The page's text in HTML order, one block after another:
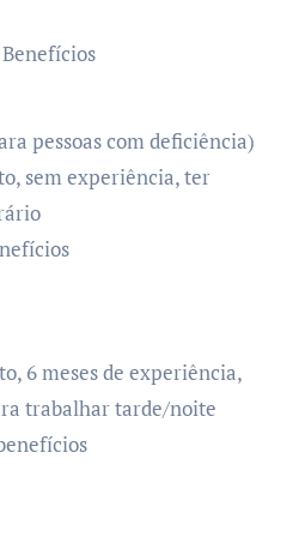
pessoas com deficiência)
sem experiência, ter
6 meses de experiência,
trabalhar tarde/noite